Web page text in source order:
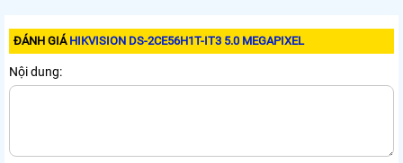
ĐÁNH GIÁ HIKVISION DS-2CE56H1T-IT3 5.0 MEGAPIXEL
Nội dung: